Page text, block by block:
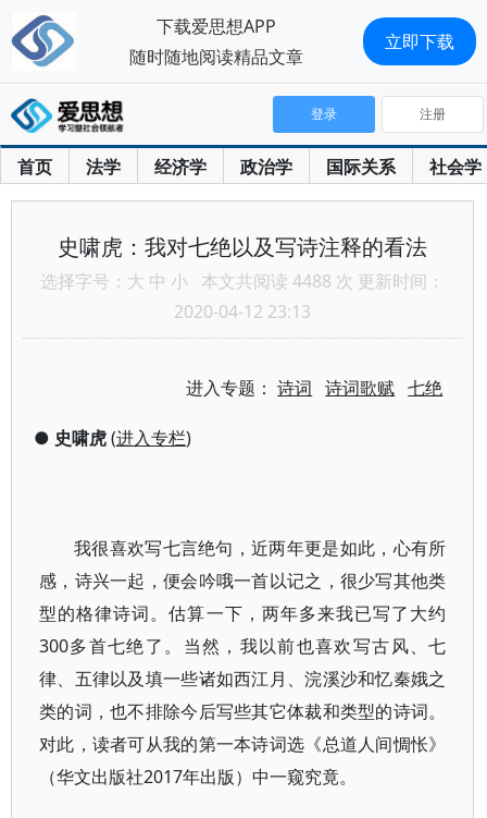
首页 法学 经济学 政治学 国际关系 社会学
登录 注册
史啸虎：我对七绝以及写诗注释的看法
选择字号： 大 中 小 本文共阅读 4488 次 更新时间：
2020-04-12 23:13
进入专题：诗词 诗词歌赋 七绝
● 史啸虎(进入专栏)
我很喜欢写七言绝句，近两年更是如此，心有所
感，诗兴一起，便会吟哦一首以记之，很少写其他类
型的格律诗词。估算一下，两年多来我已写了大约
300多首七绝了。当然，我以前也喜欢写古风、七
律、五律以及填一些诸如西江月、浣溪沙和忆秦娥之
类的词，也不排除今后写些其它体裁和类型的诗词。
对此，读者可从我的第一本诗词选《总道人间惆怅》
（华文出版社2017年出版）中一窥究竟。
下载爱思想APP
随时随地阅读精品文章
立即下载